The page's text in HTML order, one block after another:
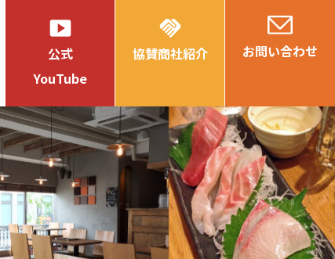
smart_display
公式
YouTube
handshake
協賛商社紹介 お問い合わせ